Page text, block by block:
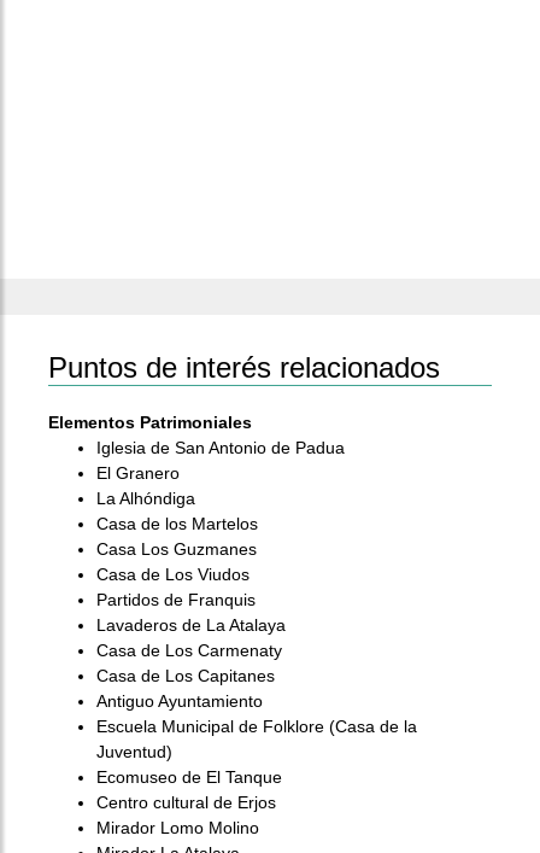
Puntos de interés relacionados
Elementos Patrimoniales
Iglesia de San Antonio de Padua
El Granero
La Alhóndiga
Casa de los Martelos
Casa Los Guzmanes
Casa de Los Viudos
Partidos de Franquis
Lavaderos de La Atalaya
Casa de Los Carmenaty
Casa de Los Capitanes
Antiguo Ayuntamiento
Escuela Municipal de Folklore (Casa de la
Juventud)
Ecomuseo de El Tanque
Centro cultural de Erjos
Mirador Lomo Molino